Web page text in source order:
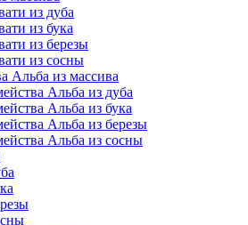
из дуба
из бука
из березы
из сосны
Альба из массива
Альба из дуба
Альба из бука
Альба из березы
Альба из сосны